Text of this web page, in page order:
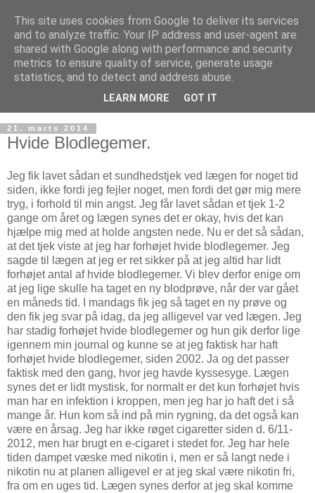
21. marts 2014
Hvide Blodlegemer.
Jeg fik lavet sådan et sundhedstjek ved lægen for noget tid
siden, ikke fordi jeg fejler noget, men fordi det gør mig mere
tryg, i forhold til min angst. Jeg får lavet sådan et tjek 1-2
gange om året og lægen synes det er okay, hvis det kan
hjælpe mig med at holde angsten nede. Nu er det så sådan,
at det tjek viste at jeg har forhøjet hvide blodlegemer. Jeg
sagde til lægen at jeg er ret sikker på at jeg altid har lidt
forhøjet antal af hvide blodlegemer. Vi blev derfor enige om
at jeg lige skulle ha taget en ny blodprøve, når der var gået
en måneds tid. I mandags fik jeg så taget en ny prøve og
den fik jeg svar på idag, da jeg alligevel var ved lægen. Jeg
har stadig forhøjet hvide blodlegemer og hun gik derfor lige
igennem min journal og kunne se at jeg faktisk har haft
forhøjet hvide blodlegemer, siden 2002. Ja og det passer
faktisk med den gang, hvor jeg havde kyssesyge. Lægen
synes det er lidt mystisk, for normalt er det kun forhøjet hvis
man har en infektion i kroppen, men jeg har jo haft det i så
mange år. Hun kom så ind på min rygning, da det også kan
være en årsag. Jeg har ikke røget cigaretter siden d. 6/11-
2012, men har brugt en e-cigaret i stedet for. Jeg har hele
tiden dampet væske med nikotin i, men er så langt nede i
nikotin nu at planen alligevel er at jeg skal være nikotin fri,
fra om en uges tid. Lægen synes derfor at jeg skal komme
This site uses cookies from Google to deliver its services
and to analyze traffic. Your IP address and user-agent are
shared with Google along with performance and security
metrics to ensure quality of service, generate usage
statistics, and to detect and address abuse.
LEARN MORE GOT IT